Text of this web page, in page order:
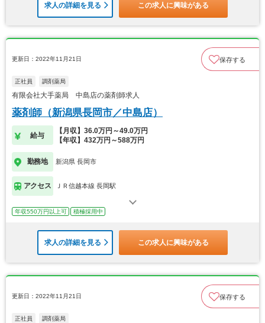
求人の詳細を見る この求人に興味がある
更新日：2022年11月21日 保存する
正社員 調剤薬局
有限会社大手薬局 中島店の薬剤師求人
薬剤師（新潟県長岡市／中島店）
給与
【月収】36.0万円～49.0万円
【年収】432万円～588万円
勤務地 新潟県 長岡市
アクセス ＪＲ信越本線 長岡駅
年収550万円以上可 積極採用中
求人の詳細を見る この求人に興味がある
更新日：2022年11月21日 保存する
正社員 調剤薬局